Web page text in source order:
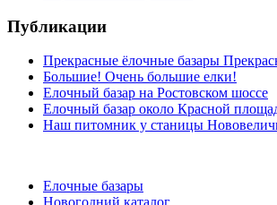
Публикации
Прекрасные ёлочные базары
Большие! Очень большие елки!
Елочный базар на Ростовском шоссе
Елочный базар около Красной
Наш питомник у станицы
Елочные базары